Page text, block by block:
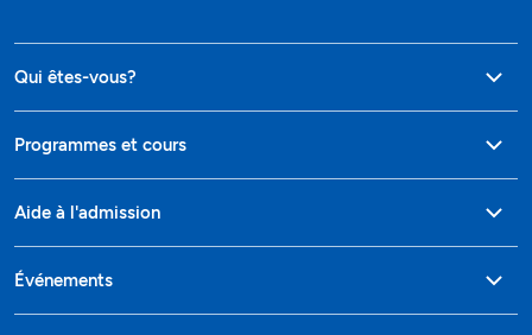
Qui êtes-vous?
Programmes et cours
Aide à l'admission
Événements